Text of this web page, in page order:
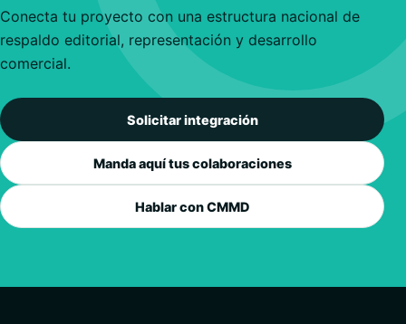
Conecta tu proyecto con una estructura nacional de
respaldo editorial, representación y desarrollo
comercial.
Solicitar integración
Manda aquí tus colaboraciones
Hablar con CMMD